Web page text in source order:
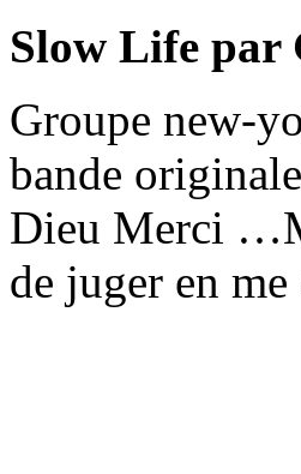
Slow Life
Groupe new-
bande
Dieu Merci
de juger en